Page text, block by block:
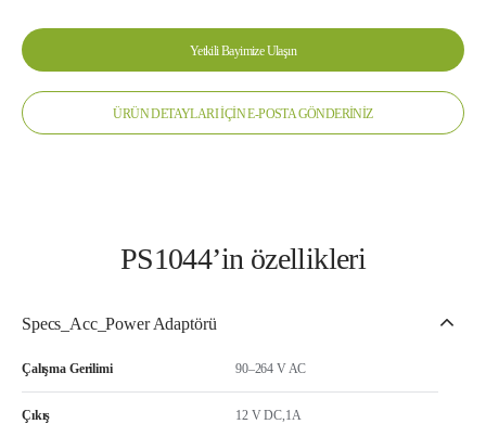
Yetkili Bayimize Ulaşın
ÜRÜN DETAYLARI İÇİN E-POSTA GÖNDERİNİZ
PS1044’in özellikleri
Specs_Acc_Power Adaptörü
Çalışma Gerilimi 90–264 V AC
Çıkış 12 V DC,1A